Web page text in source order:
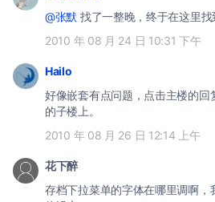
@张默 找了一整晚，终于在这里
2010 年 08 月 24 日 10:31 下午
Hailo
好像嵌套有点问题，点击主楼的
的子楼上。
2010 年 08 月 26 日 12:14 上午
花下醉
存档下拉菜单的字体在哪里调啊